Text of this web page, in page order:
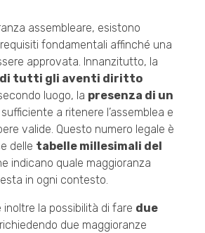
assembleare, esistono
fondamentali affinché una
approvata. Innanzitutto, la
di tutti gli aventi diritto
luogo, la presenza di un
sufficiente a ritenere l’assemblea e
valide. Questo numero legale è
delle tabelle millesimali del
indicano quale maggioranza
in ogni contesto.
inoltre la possibilità di fare due
due maggioranze